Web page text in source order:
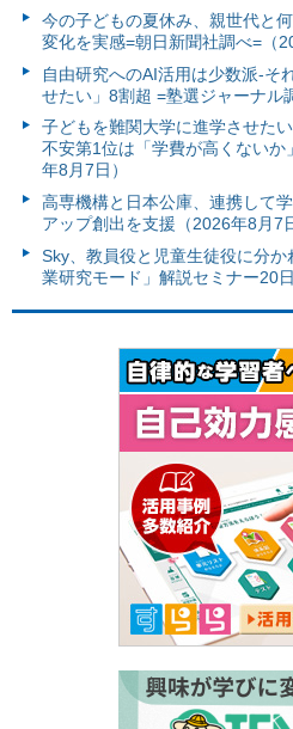
今の子どもの夏休み、親世代と
変化を実感=朝日新聞社調べ=（
自由研究へのAI活用は少数派-そ
せたい」8割超 =塾選ジャーナル
子どもを難関大学に進学させた
不安第1位は「学費が高くない
年8月7日）
高専機構と日本公庫、連携して
アップ創出を支援（2026年8月7
Sky、教員役と児童生徒役に分
業研究モード」解説セミナー20